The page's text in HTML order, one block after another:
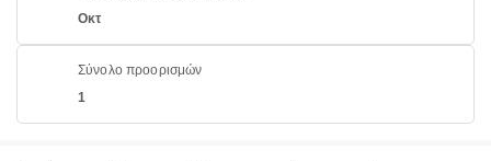
Οκτ
Σύνολο προορισμών
1